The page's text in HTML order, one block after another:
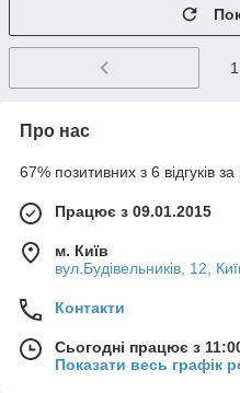
1
Про нас
67% позитивних з 6 відгуків за
Працює з 09.01.2015
м. Київ
вул.Будівельників, 12,
Контакти
Сьогодні працює з
Показати весь графік